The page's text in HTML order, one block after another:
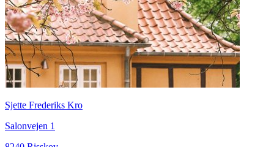
Sjette Frederiks Kro
Salonvejen 1